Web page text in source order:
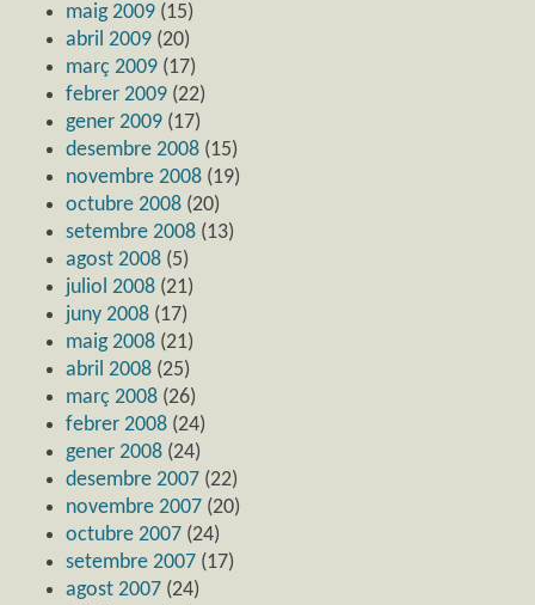
maig 2009 (15)
abril 2009 (20)
març 2009 (17)
febrer 2009 (22)
gener 2009 (17)
desembre 2008 (15)
novembre 2008 (19)
octubre 2008 (20)
setembre 2008 (13)
agost 2008 (5)
juliol 2008 (21)
juny 2008 (17)
maig 2008 (21)
abril 2008 (25)
març 2008 (26)
febrer 2008 (24)
gener 2008 (24)
desembre 2007 (22)
novembre 2007 (20)
octubre 2007 (24)
setembre 2007 (17)
agost 2007 (24)